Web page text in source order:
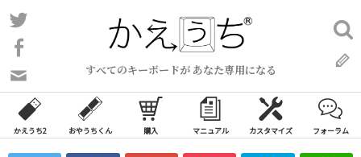
コ
ン
ン
ツ
ス
すべてのキーボードが あなた専用になる
い
合
わ
検
索:
かえうち2 おやうちくん 購入 マニュアル カスタマイズ フォーラム